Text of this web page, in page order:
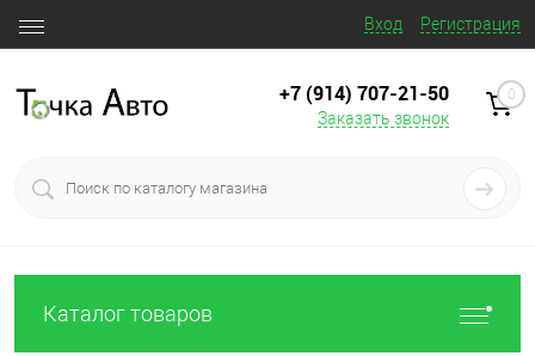
Вход Регистрация
+7 (914) 707‒21‒50
Заказать звонок
0
Каталог товаров